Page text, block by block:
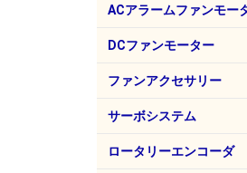
山洋電気
スタイル電子
ACアラームファンモー
山洋電気
DCファンモーター
山洋電気
シコー技研
ファンアクセサリー
山洋電気
サーボシステム
山洋電気
ロータリーエンコーダ